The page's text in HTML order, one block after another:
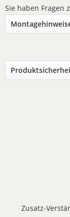
Sie haben Fragen
Zusatz-